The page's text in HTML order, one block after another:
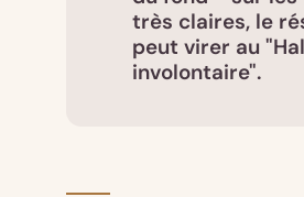
très claires, le
peut virer au
involontaire".